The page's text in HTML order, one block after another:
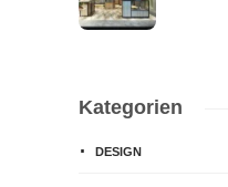
Kategorien
DESIGN